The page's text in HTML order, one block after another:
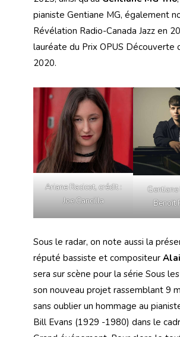
pianiste Gentiane MG, également
Révélation Radio-Canada Jazz en
lauréate du Prix OPUS Découverte
2020.
Ariane Racicot, crédit :
Joe Cancilla
Benoit
Sous le radar, on note aussi la
réputé bassiste et compositeur
sera sur scène pour la série Sous
son nouveau projet rassemblant 9
sans oublier un hommage au
Bill Evans (1929 -1980) dans le